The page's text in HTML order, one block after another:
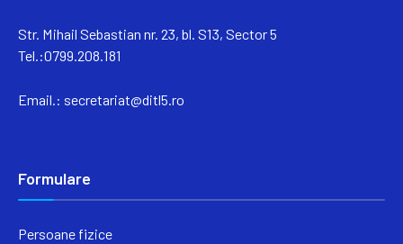
Str. Mihail Sebastian nr. 23, bl. S13, Sector 5
Tel.:0799.208.181
Email.: secretariat@ditl5.ro
Formulare
Persoane fizice